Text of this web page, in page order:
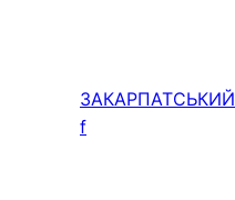
ЗАКАРПАТСЬКИЙ
f